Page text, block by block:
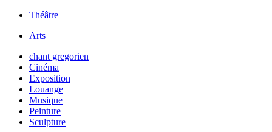
Théâtre
Arts
chant gregorien
Cinéma
Exposition
Louange
Musique
Peinture
Sculpture